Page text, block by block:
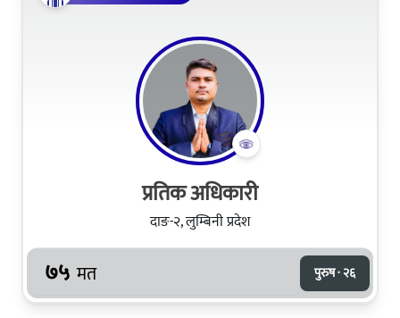
प्रतिक अधिकारी
दाङ-२, लुम्बिनी प्रदेश
७५ मत पुरुष · २६